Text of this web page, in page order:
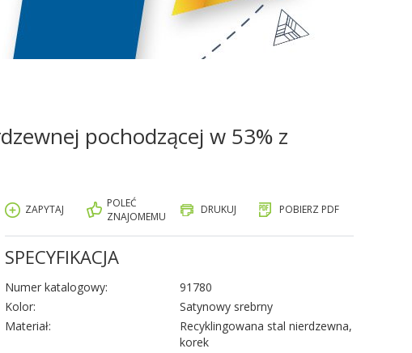
pochodzącej w 53% z
ZAPYTAJ
POLEĆ
ZNAJOMEMU
DRUKUJ POBIERZ PDF
SPECYFIKACJA
Numer katalogowy:
91780
Kolor:
Satynowy srebrny
Materiał:
Recyklingowana stal nierdzewna,
korek